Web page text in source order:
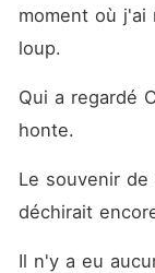
moment où j'ai
loup.
Qui a regardé
honte.
Le souvenir
déchirait
Il n'y a eu